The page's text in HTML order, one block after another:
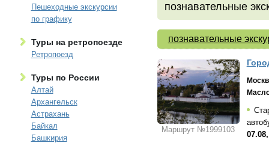
Пешеходные экскурсии
по графику
Туры на ретропоезде
Ретропоезд
Туры по России
Алтай
Архангельск
Астрахань
Байкал
Башкирия
познавательные
познавательные
Маршрут №1999103